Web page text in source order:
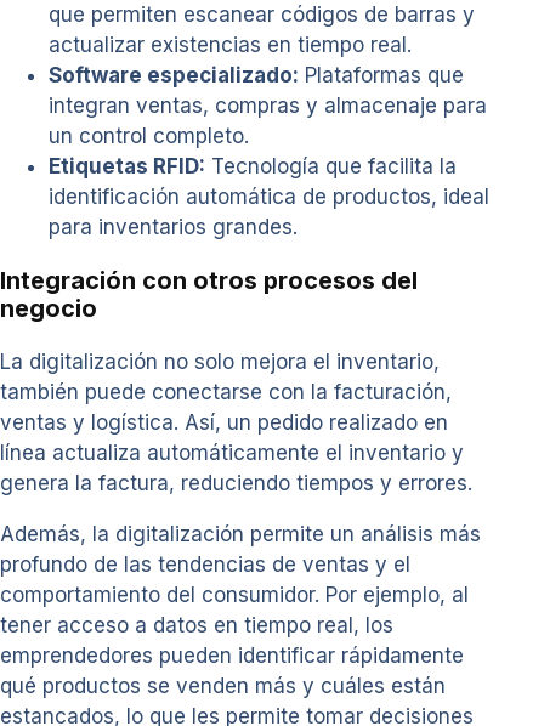
que permiten escanear códigos de barras y
actualizar existencias en tiempo real.
Software especializado: Plataformas que
integran ventas, compras y almacenaje para
un control completo.
Etiquetas RFID: Tecnología que facilita la
identificación automática de productos, ideal
para inventarios grandes.
Integración con otros procesos del
negocio
La digitalización no solo mejora el inventario,
también puede conectarse con la facturación,
ventas y logística. Así, un pedido realizado en
línea actualiza automáticamente el inventario y
genera la factura, reduciendo tiempos y errores.
Además, la digitalización permite un análisis más
profundo de las tendencias de ventas y el
comportamiento del consumidor. Por ejemplo, al
tener acceso a datos en tiempo real, los
emprendedores pueden identificar rápidamente
qué productos se venden más y cuáles están
estancados, lo que les permite tomar decisiones